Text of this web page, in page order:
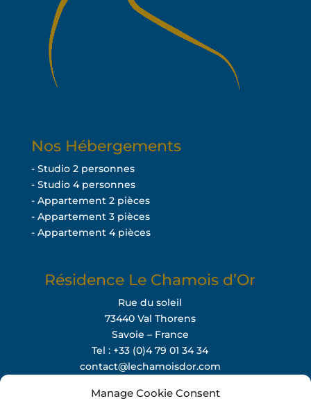
Manage Cookie Consent
Nos Hébergements
- Studio 2 personnes
- Studio 4 personnes
- Appartement 2 pièces
- Appartement 3 pièces
- Appartement 4 pièces
Résidence Le Chamois d’Or
Rue du soleil
73440 Val Thorens
Savoie – France
Tel : +33 (0)4 79 01 34 34
contact@lechamoisdor.com
Instagram Facebook